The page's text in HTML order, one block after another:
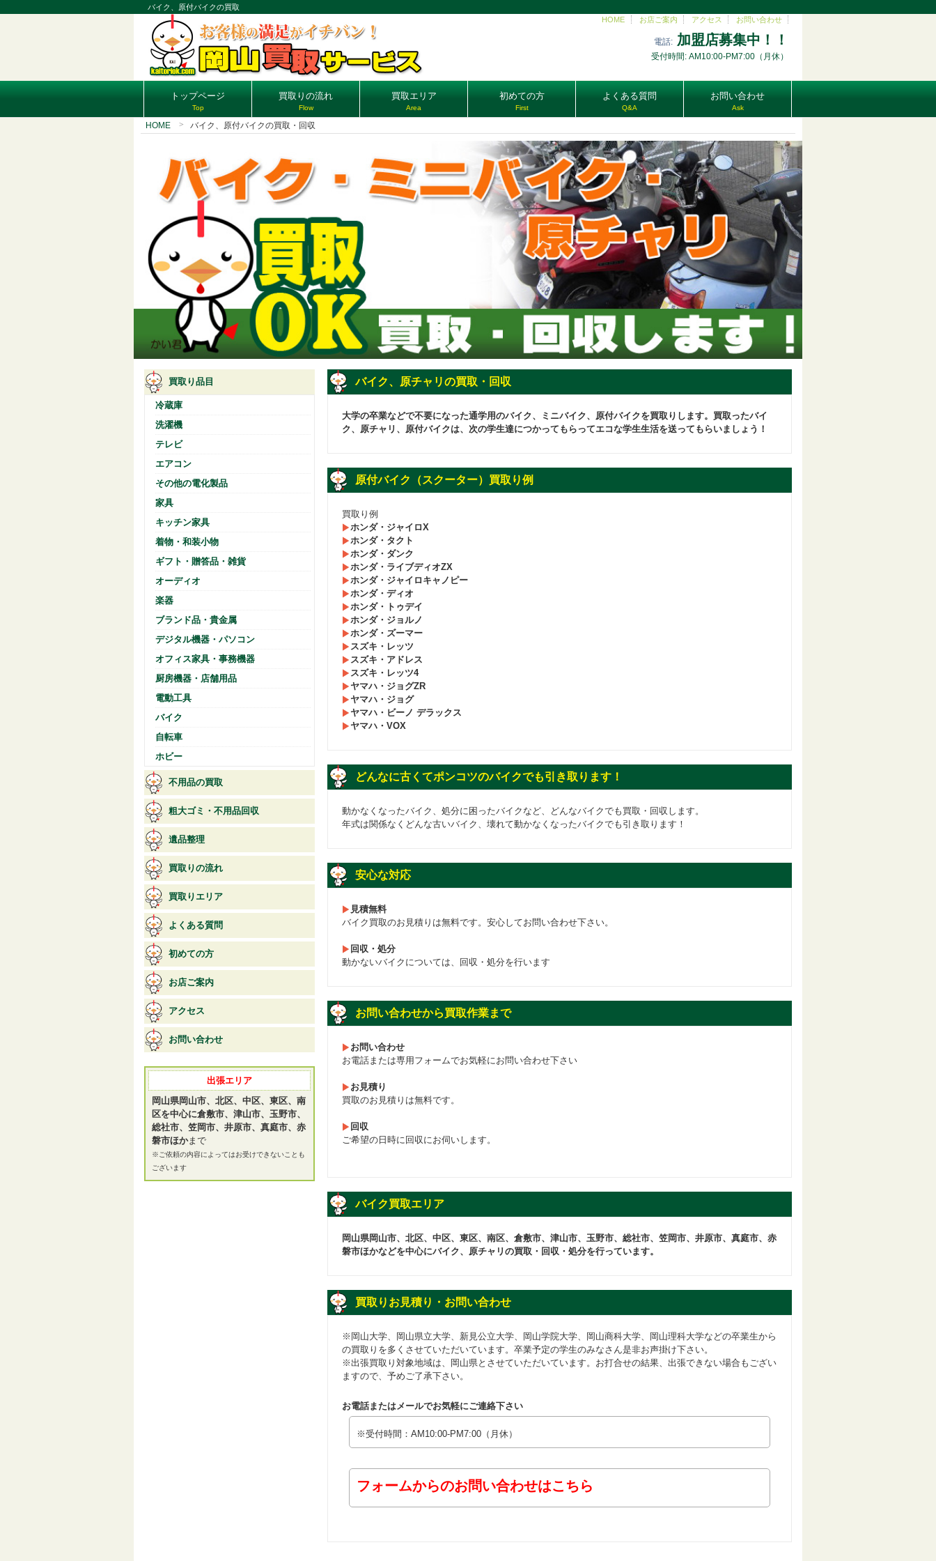
バイク、原付バイクの買取
HOME
お店ご案内 アクセス お問い合わせ
電話: 加盟店募集中！！
受付時間: AM10:00-PM7:00（月休）
トップページ
Top
買取りの流れ
Flow
買取エリア
Area
初めての方
First
よくある質問
Q&A
お問い合わせ
Ask
HOME バイク、原付バイクの買取・回収
バイク、原チャリの買取・回収
大学の卒業などで不要になった通学用のバイク、ミニバイク、原付バイクを買取りします。買取ったバイ
ク、原チャリ、原付バイクは、次の学生達につかってもらってエコな学生生活を送ってもらいましょう！
原付バイク（スクーター）買取り例
買取り例
ホンダ・ジャイロX
ホンダ・タクト
ホンダ・ダンク
ホンダ・ライブディオZX
ホンダ・ジャイロキャノピー
ホンダ・ディオ
ホンダ・トゥデイ
ホンダ・ジョルノ
ホンダ・ズーマー
スズキ・レッツ
スズキ・アドレス
スズキ・レッツ4
ヤマハ・ジョグZR
ヤマハ・ジョグ
ヤマハ・ビーノ デラックス
ヤマハ・VOX
どんなに古くてポンコツのバイクでも引き取ります！
動かなくなったバイク、処分に困ったバイクなど、どんなバイクでも買取・回収します。
年式は関係なくどんな古いバイク、壊れて動かなくなったバイクでも引き取ります！
安心な対応
見積無料
バイク買取のお見積りは無料です。安心してお問い合わせ下さい。
回収・処分
動かないバイクについては、回収・処分を行います
お問い合わせから買取作業まで
お問い合わせ
お電話または専用フォームでお気軽にお問い合わせ下さい
お見積り
買取のお見積りは無料です。
回収
ご希望の日時に回収にお伺いします。
バイク買取エリア
岡山県岡山市、北区、中区、東区、南区、倉敷市、津山市、玉野市、総社市、笠岡市、井原市、真庭市、赤
磐市ほかなどを中心にバイク、原チャリの買取・回収・処分を行っています。
買取りお見積り・お問い合わせ
※岡山大学、岡山県立大学、新見公立大学、岡山学院大学、岡山商科大学、岡山理科大学などの卒業生から
の買取りを多くさせていただいています。卒業予定の学生のみなさん是非お声掛け下さい。
※出張買取り対象地域は、岡山県とさせていただいています。お打合せの結果、出張できない場合もござい
ますので、予めご了承下さい。
お電話またはメールでお気軽にご連絡下さい
※受付時間：AM10:00-PM7:00（月休）
フォームからのお問い合わせはこちら
買取り品目
冷蔵庫
洗濯機
テレビ
エアコン
その他の電化製品
家具
キッチン家具
着物・和装小物
ギフト・贈答品・雑貨
オーディオ
楽器
ブランド品・貴金属
デジタル機器・パソコン
オフィス家具・事務機器
厨房機器・店舗用品
電動工具
バイク
自転車
ホビー
不用品の買取
粗大ゴミ・不用品回収
遺品整理
買取りの流れ
買取りエリア
よくある質問
初めての方
お店ご案内
アクセス
お問い合わせ
出張エリア
岡山県岡山市、北区、中区、東区、南
区を中心に倉敷市、津山市、玉野市、
総社市、笠岡市、井原市、真庭市、赤
磐市ほかまで
※ご依頼の内容によってはお受けできないことも
ございます